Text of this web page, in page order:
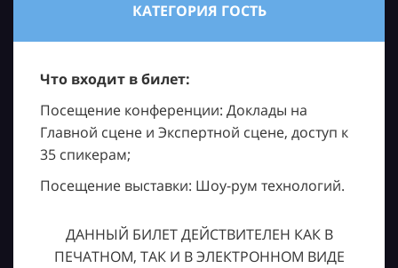
КАТЕГОРИЯ ГОСТЬ
Что входит в билет:
Посещение конференции: Доклады на
Главной сцене и Экспертной сцене, доступ к
35 спикерам;
Посещение выставки: Шоу-рум технологий.
ДАННЫЙ БИЛЕТ ДЕЙСТВИТЕЛЕН КАК В
ПЕЧАТНОМ, ТАК И В ЭЛЕКТРОННОМ ВИДЕ